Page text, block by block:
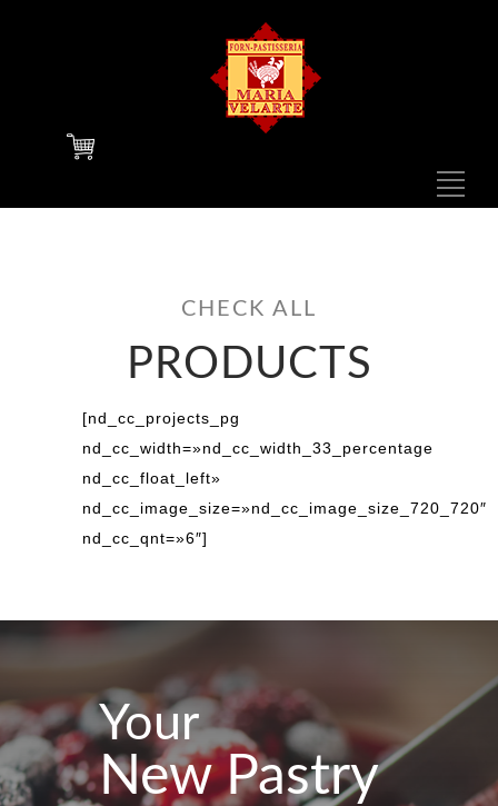
CHECK ALL
PRODUCTS
[nd_cc_projects_pg
nd_cc_width=»nd_cc_width_33_percentage
nd_cc_float_left»
nd_cc_image_size=»nd_cc_image_size_720_720″
nd_cc_qnt=»6″]
Your
New Pastry